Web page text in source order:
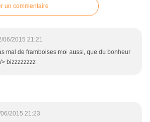
un commentaire
06/2015 21:21
mal de framboises moi aussi, que du bonheur
> bizzzzzzzz
2015 21:23